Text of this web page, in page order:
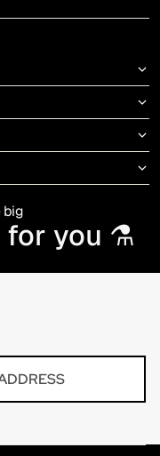
de DTF o sublimación
específica.
vender productos
o redistribuir el
así no aparece en 30
y te lo reenviamos al
big
for you ⚗️